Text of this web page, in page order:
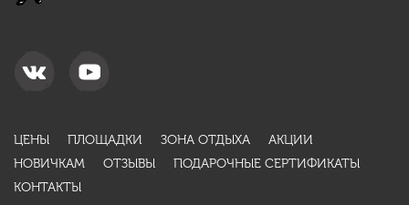
ЦЕНЫ ПЛОЩАДКИ ЗОНА ОТДЫХА
АКЦИИ
НОВИЧКАМ
ОТЗЫВЫ
ПОДАРОЧНЫЕ СЕРТИФИКАТЫ
КОНТАКТЫ